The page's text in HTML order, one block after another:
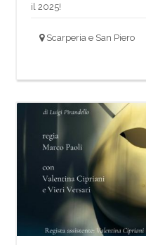
il 2025!
Scarperia e San Piero